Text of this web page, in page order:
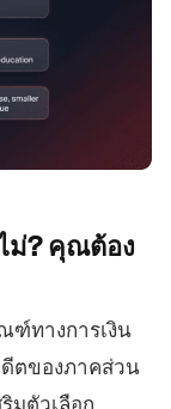
ม่?คุณต้อง
ฑ์ทางการเงิน
ดีตของภาคส่วน